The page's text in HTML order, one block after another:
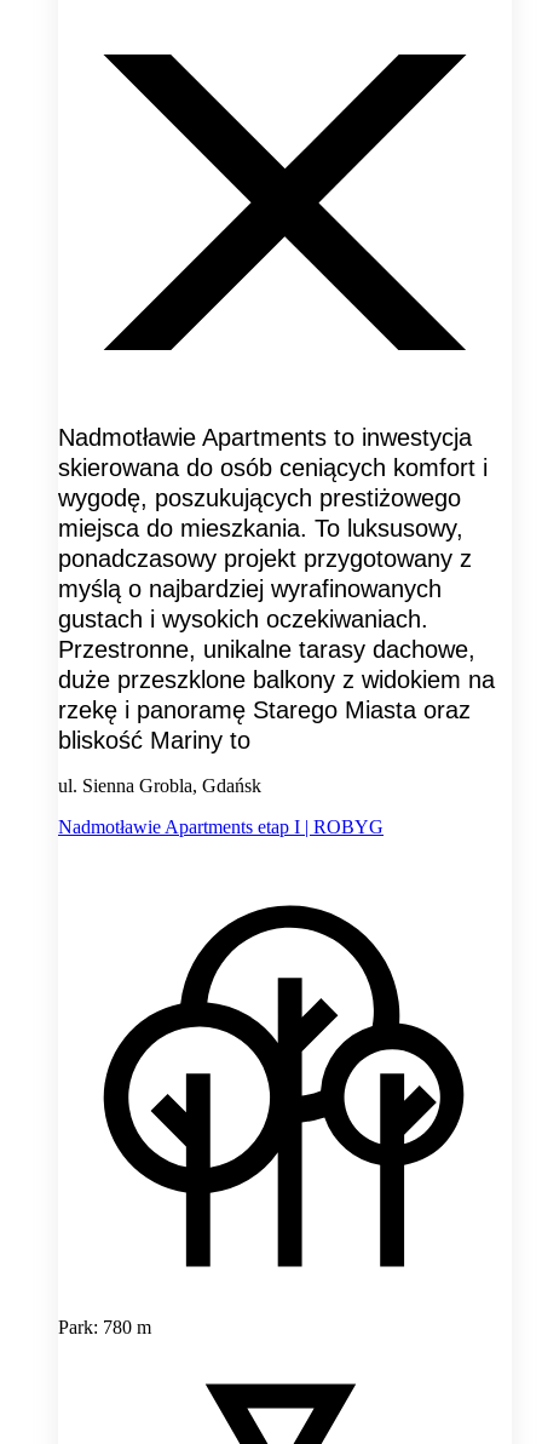
Nadmotławie Apartments to inwestycja
skierowana do osób ceniących komfort i
wygodę, poszukujących prestiżowego
miejsca do mieszkania. To luksusowy,
ponadczasowy projekt przygotowany z
myślą o najbardziej wyrafinowanych
gustach i wysokich oczekiwaniach.
Przestronne, unikalne tarasy dachowe,
duże przeszklone balkony z widokiem na
rzekę i panoramę Starego Miasta oraz
bliskość Mariny to
ul. Sienna Grobla, Gdańsk
Nadmotławie Apartments etap I | ROBYG
Park: 780 m